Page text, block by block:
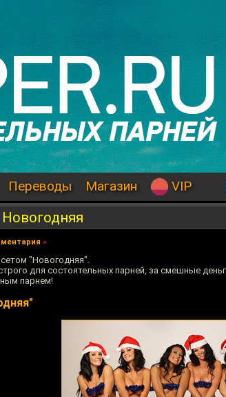
Переводы Магазин VIP
»
"Новогодняя".
для состоятельных парней, за смешные
парнем!